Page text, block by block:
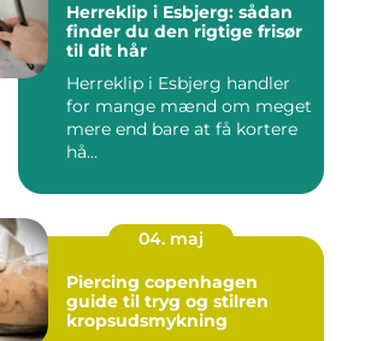
Herreklip i Esbjerg: sådan
finder du den rigtige frisør
til dit hår
Herreklip i Esbjerg handler
for mange mænd om meget
mere end bare at få kortere
hå...
04. maj
Piercing copenhagen
guide til tryg og stilren
kropsudsmykning